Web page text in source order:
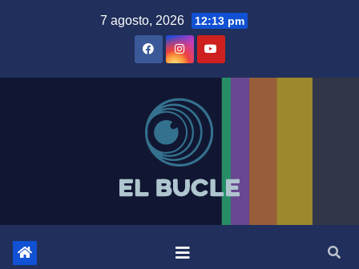
7 agosto, 2026 12:13 pm